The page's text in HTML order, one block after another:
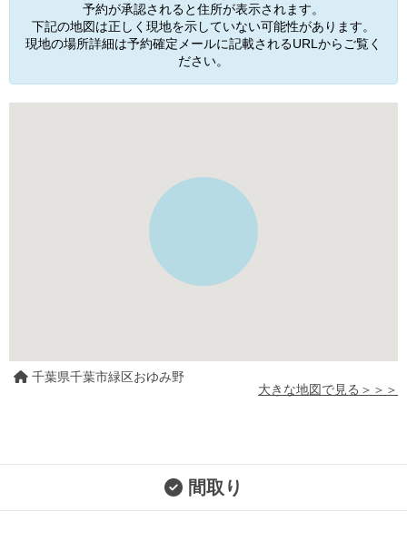
予約が承認されると住所が表示されます。
下記の地図は正しく現地を示していない可能性があります。
現地の場所詳細は予約確定メールに記載されるURLからご覧く
ださい。
千葉県千葉市緑区おゆみ野
大きな地図で見る＞＞＞
間取り